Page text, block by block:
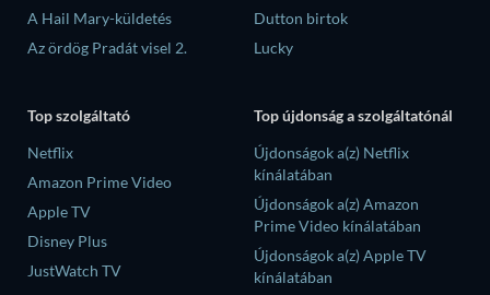
A Hail Mary-küldetés
Az ördög Pradát visel 2.
Dutton birtok
Lucky
Top szolgáltató
Netflix
Amazon Prime Video
Apple TV
Disney Plus
JustWatch TV
Top újdonság a szolgáltatónál
Újdonságok a(z) Netflix
kínálatában
Újdonságok a(z) Amazon
Prime Video kínálatában
Újdonságok a(z) Apple TV
kínálatában